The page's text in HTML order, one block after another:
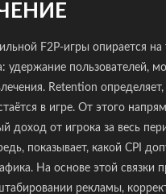
F2P-игры опирается на
удержание пользователей,
Retention
в игре. От этого
доход от игрока за весь
показывает, какой CPI
На основе этой связки
рекламы,